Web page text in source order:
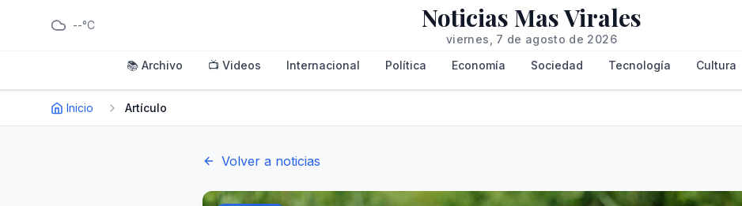
--°C Noticias Mas Virales
viernes, 7 de agosto de 2026
📚 Archivo 📺 Videos Internacional Política Economía Sociedad Tecnología Cultura
Inicio Artículo
Volver a noticias